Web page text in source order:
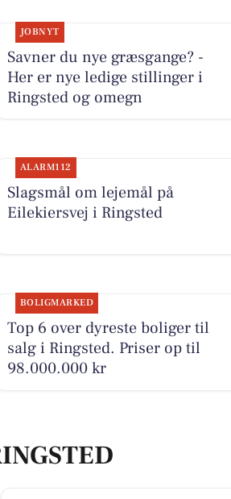
JOBNYT
Savner du nye græsgange? -
Her er nye ledige stillinger i
Ringsted og omegn
ALARM112
Slagsmål om lejemål på
Eilekiersvej i Ringsted
BOLIGMARKED
Top 6 over dyreste boliger til
salg i Ringsted. Priser op til
98.000.000 kr